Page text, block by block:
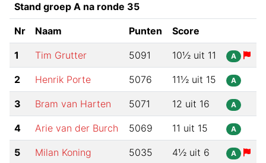
Stand groep A na ronde 35
Nr Naam Punten Score
1 Tim Grutter 5091 10½ uit 11 A
2 Henrik Porte 5076 11½ uit 15 A
3 Bram van Harten 5071 12 uit 16 A
4 Arie van der Burch 5069 11 uit 15 A
5 Milan Koning 5035 4½ uit 6 A